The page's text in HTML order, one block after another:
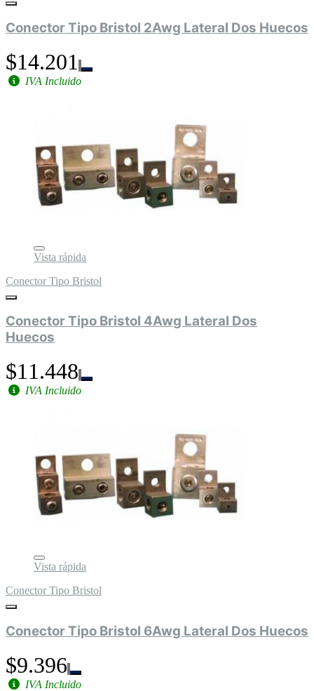
Conector Tipo Bristol 2Awg Lateral Dos Huecos
$14.201
IVA Incluido
Vista rápida
Conector Tipo Bristol
Conector Tipo Bristol 4Awg Lateral Dos
Huecos
$11.448
IVA Incluido
Vista rápida
Conector Tipo Bristol
Conector Tipo Bristol 6Awg Lateral Dos Huecos
$9.396
IVA Incluido